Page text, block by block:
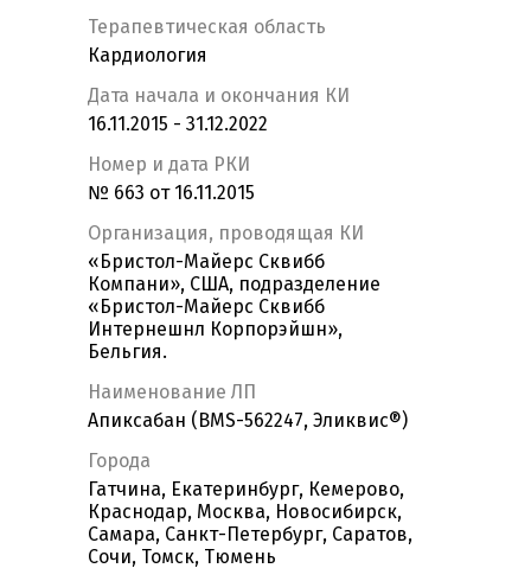
Терапевтическая область
Кардиология
Дата начала и окончания КИ
16.11.2015 - 31.12.2022
Номер и дата РКИ
№ 663 от 16.11.2015
Организация, проводящая КИ
«Бристол-Майерс Сквибб
Компани», США, подразделение
«Бристол-Майерс Сквибб
Интернешнл Корпорэйшн»,
Бельгия.
Наименование ЛП
Апиксабан (BMS-562247, Эликвис®)
Города
Гатчина, Екатеринбург, Кемерово,
Краснодар, Москва, Новосибирск,
Самара, Санкт-Петербург, Саратов,
Сочи, Томск, Тюмень